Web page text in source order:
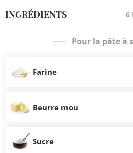
INGRÉDIENTS 6
Pour la pâte à
Farine
Beurre mou
Sucre